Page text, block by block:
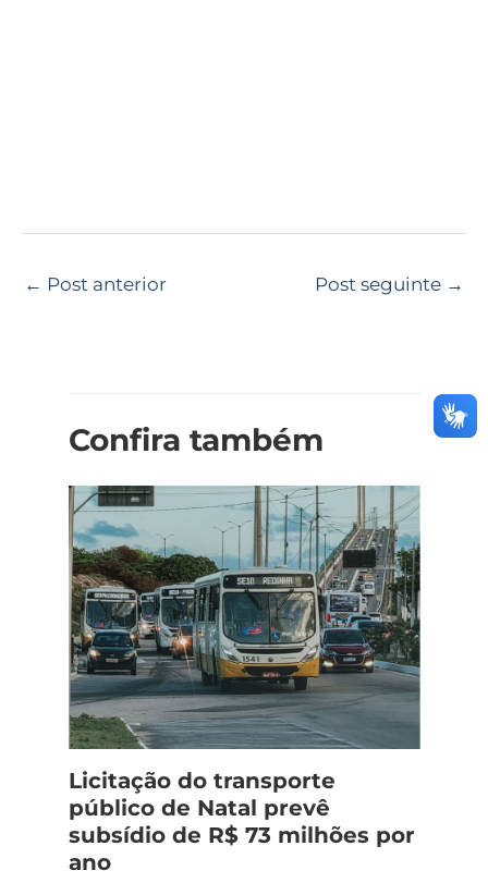
← Post anterior Post seguinte →
Confira também
Licitação do transporte
público de Natal prevê
subsídio de R$ 73 milhões por
ano